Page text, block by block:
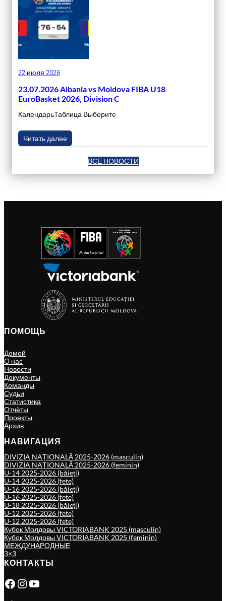
22 июля 2026
23.07.2026 Albania vs Moldova FIBA U18
EuroBasket 2026, Division C
КалендарьТаблица Выберите
Читать далее
ВСЕ НОВОСТИ
ПОМОЩЬ
Домой
О нас
Новости
Документы
Команды
Судьи
Статистика
Отчёты
Проекты
Архив
НАВИГАЦИЯ
DIVIZIA NAȚIONALĂ 2025-2026 (masculin)
DIVIZIA NAȚIONALĂ 2025-2026 (feminin)
U-14 2025-2026 (băieți)
U-14 2025-2026 (fete)
U-16 2025-2026 (băieți)
U-16 2025-2026 (fete)
U-18 2025-2026 (băieți)
U-12 2025-2026 (fete)
U-12 2025-2026 (fete)
Кубок Молдовы VICTORIABANK 2025 (masculin)
Кубок Молдовы VICTORIABANK 2025 (feminin)
МЕЖДУНАРОДНЫЕ
3×3
КОНТАКТЫ
Facebook Instagram YouTube